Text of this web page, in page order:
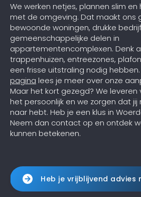
We werken netjes, plannen slim en
met de omgeving. Dat maakt ons
bewoonde woningen, drukke
gemeenschappelijke delen in
appartementencomplexen. Denk
trappenhuizen, entreezones,
een frisse uitstraling nodig
pagina lees je meer over onze
Maar het kort gezegd? We leveren
het persoonlijk en we zorgen dat jij
naar hebt. Heb je een klus in
Neem dan contact op en ontdek
kunnen betekenen.
Heb je vrijblijvend advies